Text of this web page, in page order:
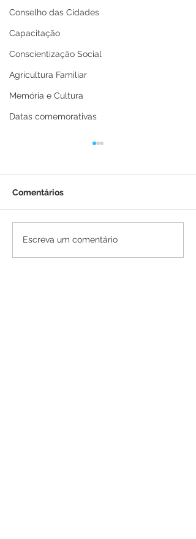
Conselho das Cidades
Capacitação
Conscientização Social
Agricultura Familiar
Memória e Cultura
Datas comemorativas
Prefeitura de Brasiléia
Comentários
Escreva um comentário